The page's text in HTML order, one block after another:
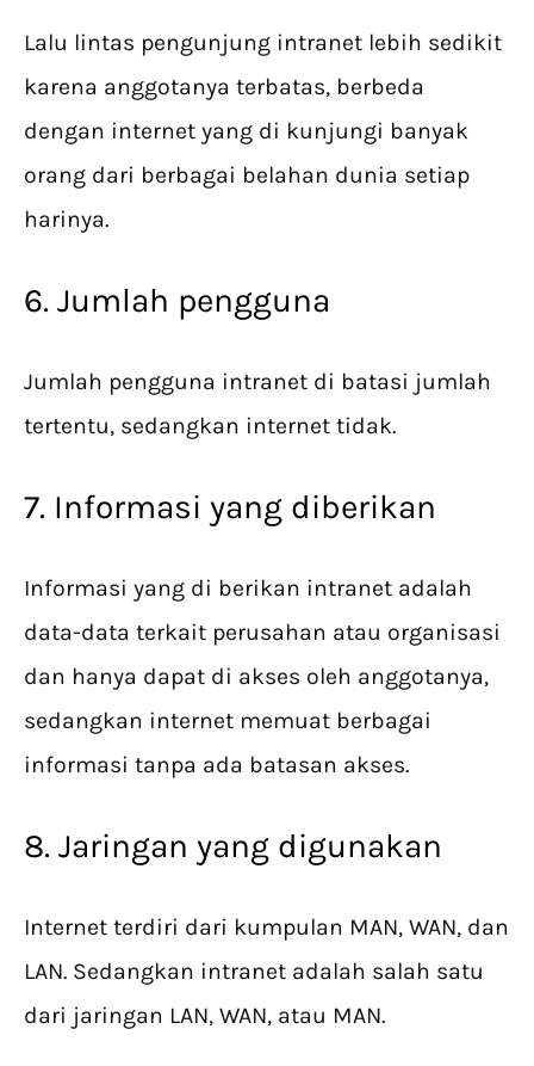
Lalu lintas pengunjung intranet lebih sedikit
karena anggotanya terbatas, berbeda
dengan internet yang di kunjungi banyak
orang dari berbagai belahan dunia setiap
harinya.
6. Jumlah pengguna
Jumlah pengguna intranet di batasi jumlah
tertentu, sedangkan internet tidak.
7. Informasi yang diberikan
Informasi yang di berikan intranet adalah
data-data terkait perusahan atau organisasi
dan hanya dapat di akses oleh anggotanya,
sedangkan internet memuat berbagai
informasi tanpa ada batasan akses.
8. Jaringan yang digunakan
Internet terdiri dari kumpulan MAN, WAN, dan
LAN. Sedangkan intranet adalah salah satu
dari jaringan LAN, WAN, atau MAN.